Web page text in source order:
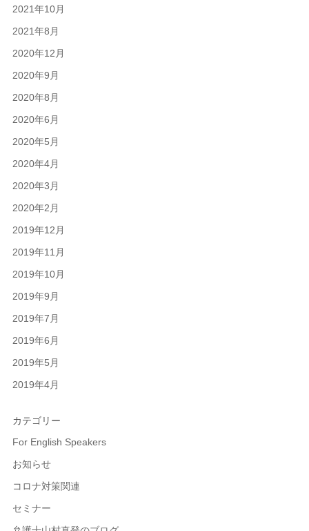
2021年10月
2021年8月
2020年12月
2020年9月
2020年8月
2020年6月
2020年5月
2020年4月
2020年3月
2020年2月
2019年12月
2019年11月
2019年10月
2019年9月
2019年7月
2019年6月
2019年5月
2019年4月
カテゴリー
For English Speakers
お知らせ
コロナ対策関連
セミナー